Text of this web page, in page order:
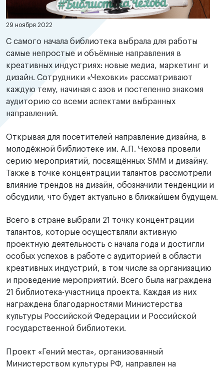
29 ноября 2022
С самого начала библиотека выбрала для работы
самые непростые и объёмные направления в
креативных индустриях: новые медиа, маркетинг и
дизайн. Сотрудники «Чеховки» рассматривают
каждую тему, начиная с азов и постепенно знакомя
аудиторию со всеми аспектами выбранных
направлений.
Открывая для посетителей направление дизайна, в
молодёжной библиотеке им. А.П. Чехова провели
серию мероприятий, посвящённых SMM и дизайну.
Также в точке концентрации талантов рассмотрели
влияние трендов на дизайн, обозначили тенденции и
обсудили, что будет актуально в ближайшем будущем.
Всего в стране выбрали 21 точку концентрации
талантов, которые осуществляли активную
проектную деятельность с начала года и достигли
особых успехов в работе с аудиторией в области
креативных индустрий, в том числе за организацию
и проведение мероприятий. Всего была награждена
21 библиотека-участница проекта. Каждая из них
награждена благодарностями Министерства
культуры Российской Федерации и Российской
государственной библиотеки.
Проект «Гений места», организованный
Министерством культуры РФ, направлен на